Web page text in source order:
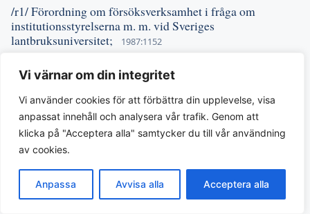
Vi värnar om din integritet
Vi använder cookies för att förbättra din upplevelse, visa
anpassat innehåll och analysera vår trafik. Genom att
klicka på "Acceptera alla" samtycker du till vår användning
av cookies.
Anpassa Avvisa alla Acceptera alla
/r1/ Förordning om försöksverksamhet i fråga om
institutionsstyrelserna m. m. vid Sveriges
lantbruksuniversitet;
1987:1152
av institutionsstyrelser vid Sveriges lantbruksuniversitet. Den medger
att styrelserna kan bestå av prefekter samt företrädare för anställda
och studerande. Förordningen anger även hur ledamöte…
/r1/ Förordning om försöksverksamhet i fråga om
lantbruksuniversitet;
Denna förordning reglerar en försöksverksamhet vid Sveriges